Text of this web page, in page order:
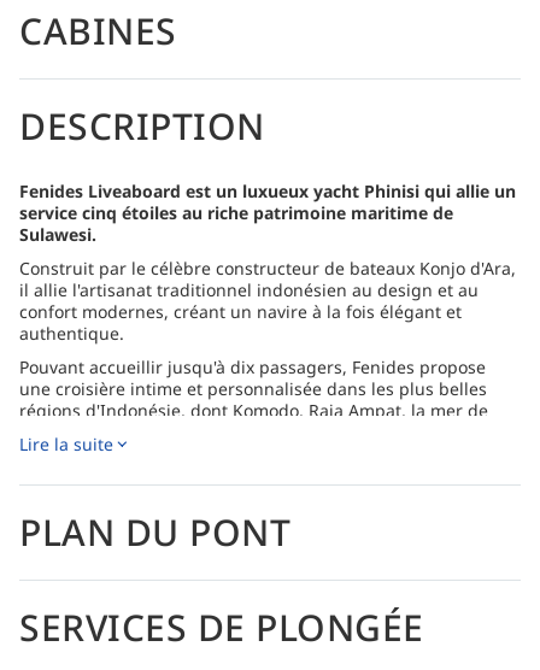
CABINES
DESCRIPTION
Fenides Liveaboard est un luxueux yacht Phinisi qui allie un
service cinq étoiles au riche patrimoine maritime de
Sulawesi.
Construit par le célèbre constructeur de bateaux Konjo d'Ara,
il allie l'artisanat traditionnel indonésien au design et au
confort modernes, créant un navire à la fois élégant et
authentique.
Pouvant accueillir jusqu'à dix passagers, Fenides propose
une croisière intime et personnalisée dans les plus belles
régions d'Indonésie, dont Komodo, Raja Ampat, la mer de
récifs isolés, des jardins de corail immaculés et une vie
Le yacht dispose de cinq cabines spacieuses et climatisées,
chacune dotée d'une salle de bain privative, de finitions
l'internet Starlink gratuit, témoignant de l'engagement de
Fenides en faveur du développement durable et du confort
Lire la suite
PLAN DU PONT
SERVICES DE PLONGÉE